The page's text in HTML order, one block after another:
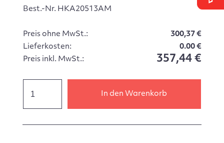
Best.-Nr. HKA20513AM
Preis ohne MwSt.:
300,37 €
Lieferkosten:
0.00 €
Preis inkl. MwSt.:
357,44 €
In den Warenkorb